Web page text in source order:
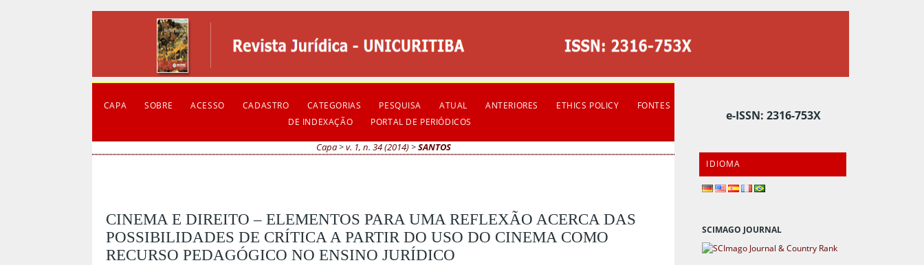
e-ISSN: 2316-753X
IDIOMA
SCIMAGO JOURNAL
CAPA SOBRE ACESSO CADASTRO CATEGORIAS PESQUISA ATUAL ANTERIORES ETHICS POLICY
FONTES
DE INDEXAÇÃO
PORTAL DE PERIÓDICOS
Capa>v. 1, n. 34 (2014)>SANTOS
CINEMA E DIREITO – ELEMENTOS PARA UMA REFLEXÃO ACERCA DAS
POSSIBILIDADES DE CRÍTICA A PARTIR DO USO DO CINEMA COMO
RECURSO PEDAGÓGICO NO ENSINO JURÍDICO